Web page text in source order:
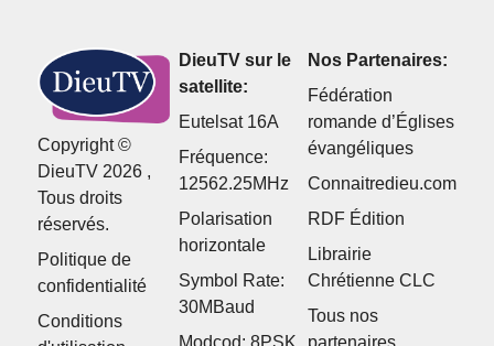
Copyright ©
DieuTV 2026 ,
Tous droits
réservés.
Politique de
confidentialité
Conditions
DieuTV sur le
satellite:
Eutelsat 16A
Fréquence:
12562.25MHz
Polarisation
horizontale
Symbol Rate:
30MBaud
Modcod: 8PSK
Nos Partenaires:
Fédération
romande d’Églises
évangéliques
Connaitredieu.com
RDF Édition
Librairie
Chrétienne CLC
Tous nos
partenaires...